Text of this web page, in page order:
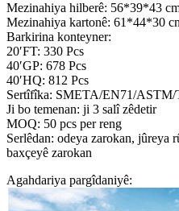
Mezinahiya hilberê: 56*39*43
Mezinahiya kartonê: 61*44*30
Barkirina konteyner:
20′FT: 330 Pcs
40′GP: 678 Pcs
40′HQ: 812 Pcs
Sertîfîka: SMETA/EN71/ASTM/
Ji bo temenan: ji 3 salî zêdetir
MOQ: 50 pcs per reng
Serlêdan: odeya zarokan, jûreya
baxçeyê zarokan
Agahdariya pargîdaniyê: